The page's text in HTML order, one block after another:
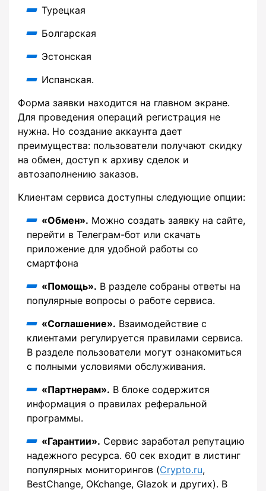
Турецкая
Болгарская
Эстонская
Испанская.
Форма заявки находится на главном экране.
Для проведения операций регистрация не
нужна. Но создание аккаунта дает
преимущества: пользователи получают скидку
на обмен, доступ к архиву сделок и
автозаполнению заказов.
Клиентам сервиса доступны следующие опции:
«Обмен». Можно создать заявку на сайте,
перейти в Телеграм-бот или скачать
приложение для удобной работы со
смартфона
«Помощь». В разделе собраны ответы на
популярные вопросы о работе сервиса.
«Соглашение». Взаимодействие с
клиентами регулируется правилами сервиса.
В разделе пользователи могут ознакомиться
с полными условиями обслуживания.
«Партнерам». В блоке содержится
информация о правилах реферальной
программы.
«Гарантии». Сервис заработал репутацию
надежного ресурса. 60 сек входит в листинг
популярных мониторингов (Crypto.ru,
BestChange, OKchange, Glazok и других). В